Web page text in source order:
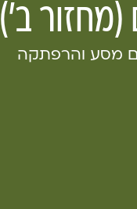
(מחזור ב')
מסע והרפתקה